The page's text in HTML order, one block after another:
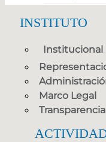
INSTITUTO
Institucional
Marco Legal
Transparencia